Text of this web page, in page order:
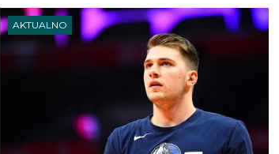
AKTUALNO